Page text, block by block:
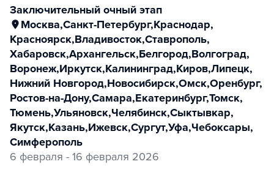
заключительный очный этап
Москва,Санкт-Петербург,Краснодар,
Красноярск,Владивосток,Ставрополь,
Хабаровск,Архангельск,Белгород,Волгоград,
Воронеж,Иркутск,Калининград,Киров,Липецк,
Нижний Новгород,Новосибирск,Омск,Оренбург,
Ростов-на-Дону,Самара,Екатеринбург,Томск,
Тюмень,Ульяновск,Челябинск,Сыктывкар,
Якутск,Казань,Ижевск,Сургут,Уфа,Чебоксары,
Симферополь
6 февраля - 16 февраля 2026